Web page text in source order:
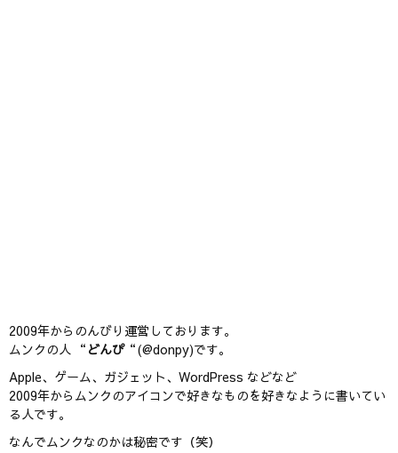
2009年からのんびり運営しております。
ムンクの人 “ どんぴ“(@donpy)です。
Apple、ゲーム、ガジェット、WordPress などなど
2009年からムンクのアイコンで好きなものを好きなように書いてい
る人です。
なんでムンクなのかは秘密です（笑）